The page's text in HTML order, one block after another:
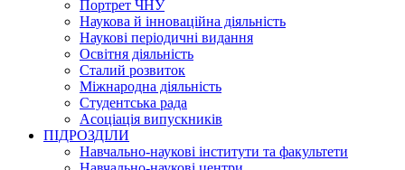
Портрет ЧНУ
Наукова й інноваційна діяльність
Наукові періодичні видання
Освітня діяльність
Сталий розвиток
Міжнародна діяльність
Студентська рада
Асоціація випускників
ПІДРОЗДІЛИ
Навчально-наукові інститути та факультети